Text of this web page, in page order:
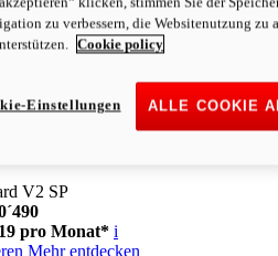
Mehr entdecken
pro Monat* i
Mehr entdecken
V2 SP
pro Monat* i
Mehr entdecken
zu verbessern, die Websitenutzung zu
Cookie policy
ALLE COOKIE
Einstellungen